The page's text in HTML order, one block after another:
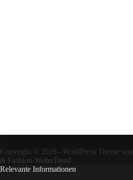
Copyright © 2026 - WordPress Theme von
& Fashion-WohnTrend
Relevante Informationen